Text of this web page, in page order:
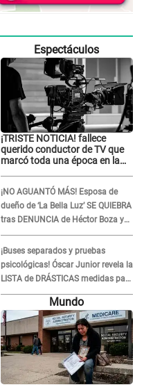
Espectáculos
¡TRISTE NOTICIA! fallece
querido conductor de TV que
marcó toda una época en la
¡NO AGUANTÓ MÁS! Esposa de
dueño de ‘La Bella Luz’ SE QUIEBRA
tras DENUNCIA de Héctor Boza y
ARREMETE contra Claudia Salazar
¡Buses separados y pruebas
psicológicas! Óscar Junior revela la
LISTA de DRÁSTICAS medidas para
prevenir acoso en 'La Bella Luz' tras
caso Naldy Saldaña
Mundo